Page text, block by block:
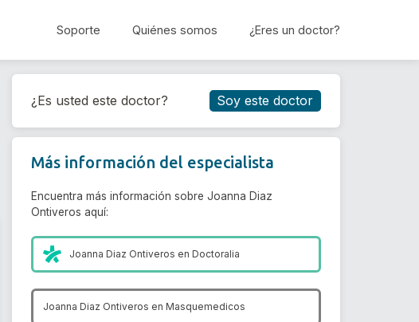
Soporte Quiénes somos ¿Eres un doctor?
Reservar cita
¿Es usted este doctor? Soy este doctor
Más información del especialista
Encuentra más información sobre Joanna Diaz
Ontiveros aquí:
Joanna Diaz Ontiveros enDoctoralia
Joanna Diaz Ontiveros en Masquemedicos